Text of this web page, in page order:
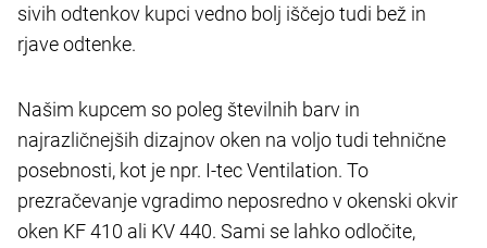
sivih odtenkov kupci vedno bolj iščejo tudi bež in
rjave odtenke.
Našim kupcem so poleg številnih barv in
najrazličnejših dizajnov oken na voljo tudi tehnične
posebnosti, kot je npr. I-tec Ventilation. To
prezračevanje vgradimo neposredno v okenski okvir
oken KF 410 ali KV 440. Sami se lahko odločite,